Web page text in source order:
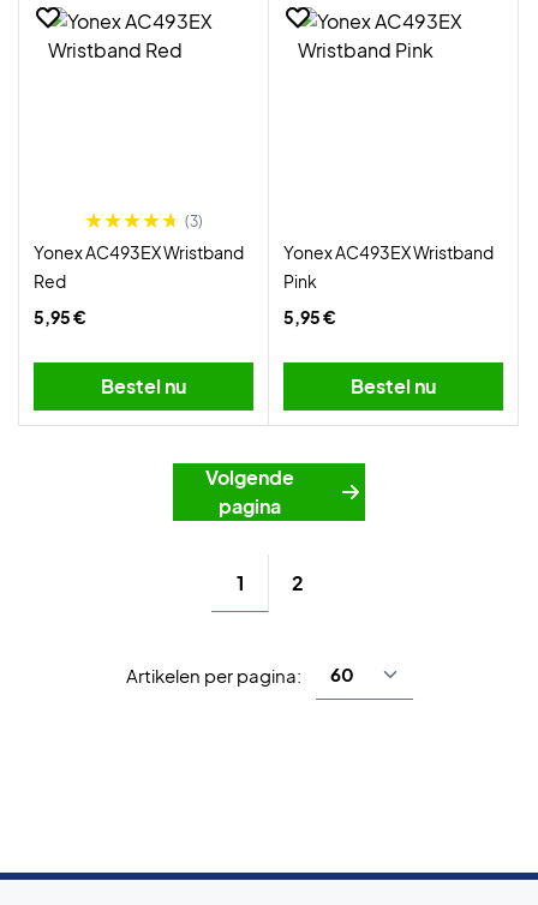
(3)
Yonex AC493EX Wristband
Red
5,95 €
Bestel nu
Yonex AC493EX Wristband
Pink
5,95 €
Bestel nu
Volgende
pagina
1 2
Artikelen per pagina: